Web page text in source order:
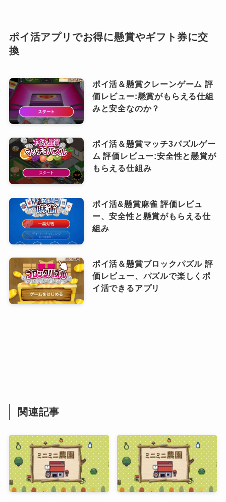
ポイ活アプリでお得に懸賞やギフト券に交
換
ポイ活＆懸賞クレーンゲーム 評
価レビュー:懸賞がもらえる仕組
みと安全なのか？
ポイ活＆懸賞マッチ3パズルゲー
ム 評価レビュー:安全性と懸賞が
もらえる仕組み
ポイ活&懸賞麻雀 評価レビュ
ー、安全性と懸賞がもらえる仕
組み
ポイ活＆懸賞ブロックパズル 評
価レビュー、パズルで楽しくポ
イ活できるアプリ
関連記事